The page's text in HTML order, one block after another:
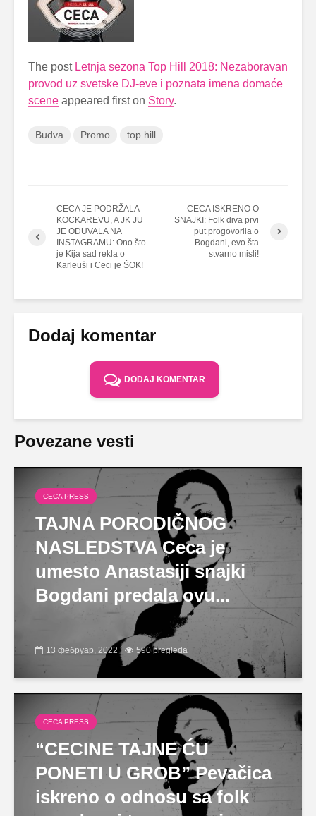
The post Letnja sezona Top Hill 2018: Nezaboravan
provod uz svetske DJ-eve i poznata imena domaće
scene appeared first on Story.
Budva Promo top hill
CECA JE PODRŽALA
KOCKAREVU, A JK JU
JE ODUVALA NA
INSTAGRAMU: Ono što
je Kija sad rekla o
Karleuši i Ceci je ŠOK!
CECA ISKRENO O
SNAJKI: Folk diva prvi
put progovorila o
Bogdani, evo šta
stvarno misli!
Dodaj komentar
DODAJ KOMENTAR
Povezane vesti
CECA PRESS
TAJNA PORODIČNOG
NASLEDSTVA Ceca je
umesto Anastasiji snajki
Bogdani predala ovu...
13 фебруар, 2022 590 pregleda
CECA PRESS
“CECINE TAJNE ĆU
PONETI U GROB” Pevačica
iskreno o odnosu sa folk